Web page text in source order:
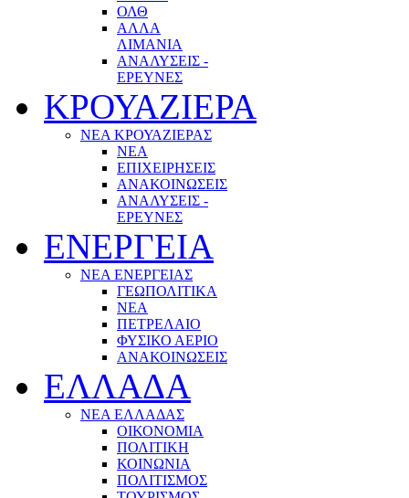
ΟΛΘ
ΑΛΛΑ
ΛΙΜΑΝΙΑ
ΑΝΑΛΥΣΕΙΣ -
ΕΡΕΥΝΕΣ
ΚΡΟΥΑΖΙΕΡΑ
ΝΕΑ ΚΡΟΥΑΖΙΕΡΑΣ
NEA
ΕΠΙΧΕΙΡΗΣΕΙΣ
ΑΝΑΚΟΙΝΩΣΕΙΣ
ΑΝΑΛΥΣΕΙΣ -
ΕΡΕΥΝΕΣ
ΕΝΕΡΓΕΙΑ
ΝΕΑ ΕΝΕΡΓΕΙΑΣ
ΓΕΩΠΟΛΙΤΙΚΑ
ΝΕΑ
ΠΕΤΡΕΛΑΙΟ
ΦΥΣΙΚΟ ΑΕΡΙΟ
ΑΝΑΚΟΙΝΩΣΕΙΣ
ΕΛΛΑΔΑ
ΝΕΑ ΕΛΛΑΔΑΣ
ΟΙΚΟΝΟΜΙΑ
ΠΟΛΙΤΙΚΗ
ΚΟΙΝΩΝΙΑ
ΠΟΛΙΤΙΣΜΟΣ